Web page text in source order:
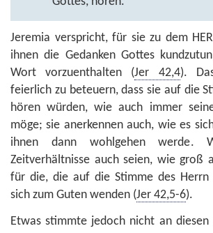
Jeremia verspricht, für sie zu dem
ihnen die Gedanken Gottes
Wort vorzuenthalten (Jer 42,4).
feierlich zu beteuern, dass sie auf die
hören würden, wie auch immer
möge; sie anerkennen auch, wie es
ihnen dann wohlgehen werde.
Zeitverhältnisse auch seien, wie groß
für die, die auf die Stimme des
sich zum Guten wenden (Jer 42,5-6).
Etwas stimmte jedoch nicht an